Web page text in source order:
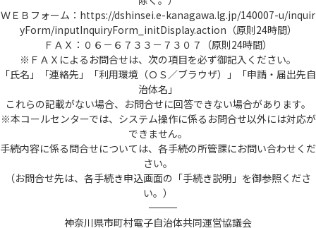
ＷＥＢフォーム：https://dshinsei.e-kanagawa.lg.jp/140007-u/inquir
yForm/inputInquiryForm_initDisplay.action（原則24時間）
ＦＡＸ：０６－６７３３－７３０７（原則24時間）
※ＦＡＸによるお問合せは、次の項目を必ず御記入ください。
「氏名」「連絡先」「利用環境（ＯＳ／ブラウザ）」「申請・届出先自
治体名」
これらの記載がない場合、お問合せに回答できない場合があります。
※本コールセンターでは、システム操作に係るお問合せ以外には対応が
できません。
手続内容に係る問合せについては、各手続の所管課にお問い合わせくだ
さい。
（お問合せ先は、各手続き申込画面の「手続き説明」を御参照くださ
い。）
――――――――――――――――――――――――――――――――――――――――――――――――――
神奈川県市町村電子自治体共同運営協議会